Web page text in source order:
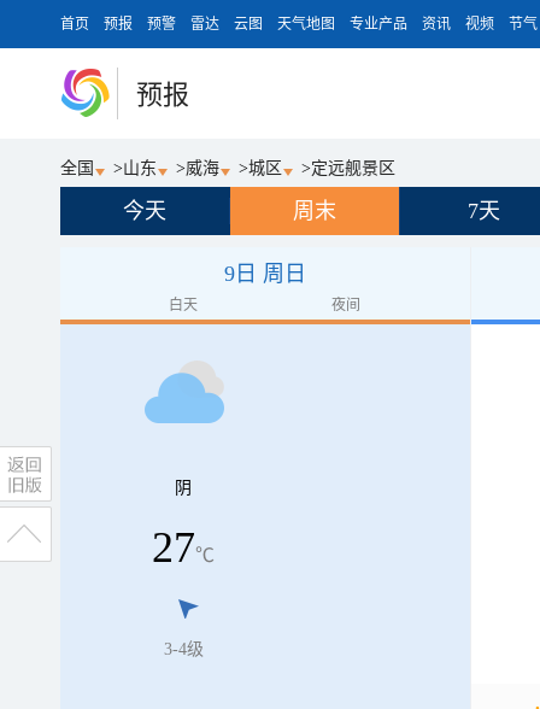
首页 预报 预警 雷达 云图 天气地图 专业产品 资讯 视频 节气
预报
全国 >山东 >威海 >城区 >定远舰景区
今天 周末 7天
9日 周日
白天 夜间
阴
27℃
3-4级